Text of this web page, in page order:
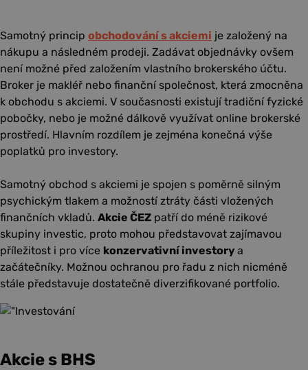
Samotný princip obchodování s akciemi je založený na
nákupu a následném prodeji. Zadávat objednávky ovšem
není možné před založením vlastního brokerského účtu.
Broker je makléř nebo finanční společnost, která zmocněna
k obchodu s akciemi. V současnosti existují tradiční fyzické
pobočky, nebo je možné dálkově využívat online brokerské
prostředí. Hlavním rozdílem je zejména konečná výše
poplatků pro investory.
Samotný obchod s akciemi je spojen s poměrně silným
psychickým tlakem a možností ztráty části vložených
finančních vkladů. Akcie ČEZ patří do méně rizikové
skupiny investic, proto mohou představovat zajímavou
příležitost i pro více konzervativní investory a
začátečníky. Možnou ochranou pro řadu z nich nicméně
stále představuje dostatečně diverzifikované portfolio.
Akcie s BHS